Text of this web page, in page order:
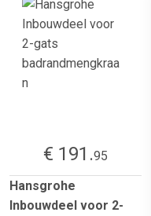
€ 191.95
Hansgrohe
Inbouwdeel voor 2-